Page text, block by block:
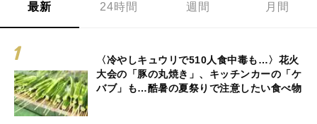
最新 24時間 週間 月間
〈冷やしキュウリで510人食中毒も…〉花火
大会の「豚の丸焼き」、キッチンカーの「ケ
バブ」も…酷暑の夏祭りで注意したい食べ物